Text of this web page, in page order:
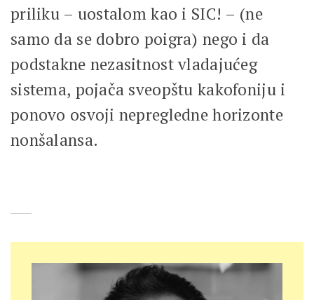
priliku – uostalom kao i SIC! – (ne
samo da se dobro poigra) nego i da
podstakne nezasitnost vladajućeg
sistema, pojača sveopštu kakofoniju i
ponovo osvoji nepregledne horizonte
nonšalansa.